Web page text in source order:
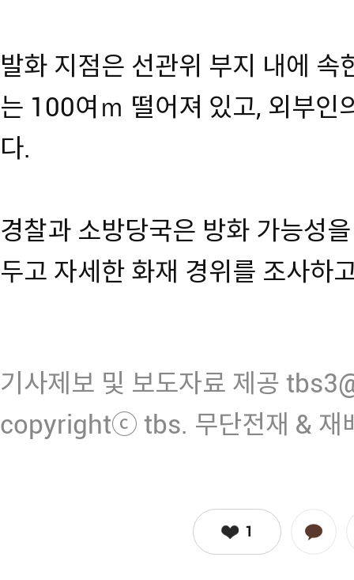
발화 지점은 선관위 부지 내에 속
는 100여ｍ 떨어져 있고, 외부인
다.
경찰과 소방당국은 방화 가능성
두고 자세한 화재 경위를 조사하
기사제보 및 보도자료 제공
copyrightⓒ tbs. 무단전재 & 재
1